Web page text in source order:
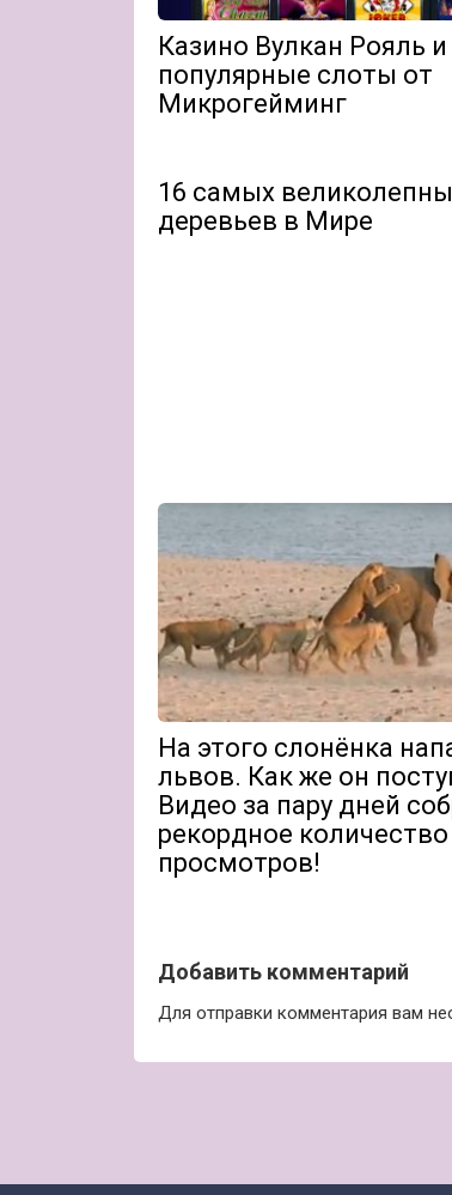
Казино Вулкан Рояль
популярные слоты от
Микрогейминг
16 самых
деревьев в Мире
На этого слонёнка
львов. Как же он
Видео за пару дней
рекордное количество
просмотров!
Добавить комментарий
Для отправки комментария вам